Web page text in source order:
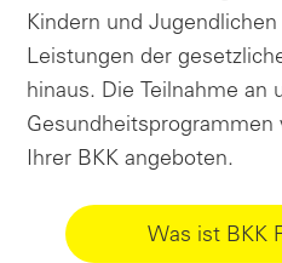
Kindern und
Leistungen der
hinaus. Die Teilnahme an
Ihrer BKK angeboten.
Was ist BKK